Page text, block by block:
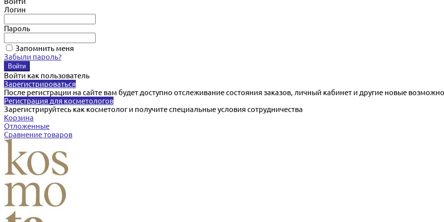
Логин
Пароль
Запомнить меня
Забыли пароль?
Войти как пользователь
Зарегистрироваться
После регистрации на сайте вам будет доступно отслеживание состояния заказов, личный кабинет и другие новые
Регистрация для косметологов
Зарегистрируйтесь как косметолог и получите специальные условия сотрудничества
Корзина
Отложенные
Сравнение товаров